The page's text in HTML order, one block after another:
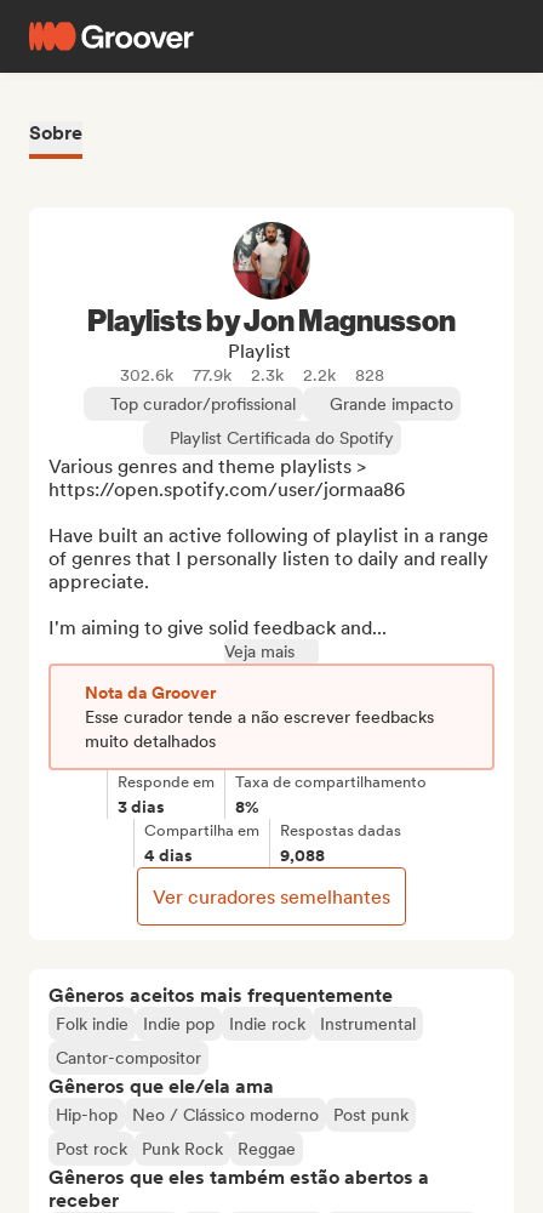
Sobre
Gêneros aceitos mais frequentemente
Folk indie Indie pop Indie rock
Instrumental
Cantor-compositor
Gêneros que ele/ela ama
Hip-hop Neo / Clássico moderno
Post punk
Post rock
Punk Rock Reggae
Gêneros que eles também estão abertos a
receber
Playlists by Jon Magnusson
Playlist
302.6k 77.9k 2.3k 2.2k
828
Top curador/profissional
Grande impacto
Playlist Certificada do Spotify
Various genres and theme playlists >
https://open.spotify.com/user/jormaa86
Have built an active following of playlist in a range
of genres that I personally listen to daily and really
appreciate.
I'm aiming to give solid feedback and...
Veja mais
Nota da Groover
Esse curador tende a não escrever feedbacks
muito detalhados
Responde em
3 dias
Taxa de compartilhamento
8%
Compartilha em
4 dias
Respostas dadas
9,088
Ver curadores semelhantes